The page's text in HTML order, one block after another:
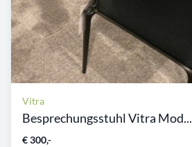
Vitra
Besprechungsstuhl Vitra Mod...
€ 300,-